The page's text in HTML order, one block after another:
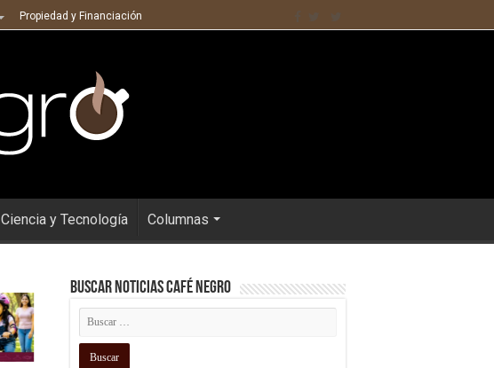
Propiedad y Financiación
Ciencia y Tecnología Columnas
Buscar Noticias Café Negro